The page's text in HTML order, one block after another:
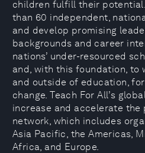
children fulfill their
than 60 independent,
and develop promising
backgrounds and career
nations’ under-resourced
and, with this foundation, to
and outside of education,
change. Teach For All’s
increase and accelerate the
network, which includes
Asia Pacific, the Americas,
Africa, and Europe.